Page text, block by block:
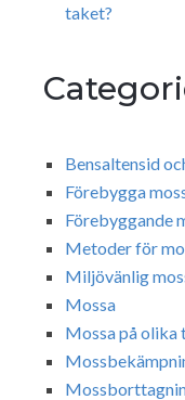
taket?
Bensaltensid
Förebygga
Förebyggande
Metoder för
Miljövänlig
Mossa
Mossa på olika